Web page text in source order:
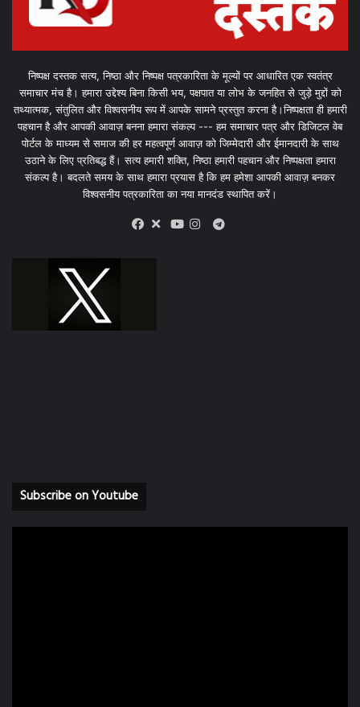
निष्पक्ष दस्तक सत्य, निष्ठा और निष्पक्ष पत्रकारिता के मूल्यों पर आधारित एक स्वतंत्र
समाचार मंच है। हमारा उद्देश्य बिना किसी भय, पक्षपात या लोभ के जनहित से जुड़े मुद्दों को
तथ्यात्मक, संतुलित और विश्वसनीय रूप में आपके सामने प्रस्तुत करना है।निष्पक्षता ही हमारी
पहचान है और आपकी आवाज़ बनना हमारा संकल्प --- हम समाचार पत्र और डिजिटल वेब
पोर्टल के माध्यम से समाज की हर महत्वपूर्ण आवाज़ को जिम्मेदारी और ईमानदारी के साथ
उठाने के लिए प्रतिबद्ध हैं। सत्य हमारी शक्ति, निष्ठा हमारी पहचान और निष्पक्षता हमारा
संकल्प है। बदलते समय के साथ हमारा प्रयास है कि हम हमेशा आपकी आवाज़ बनकर
विश्वसनीय पत्रकारिता का नया मानदंड स्थापित करें।
X
Telegram
Subscribe on Youtube